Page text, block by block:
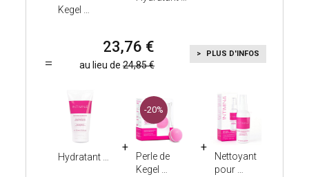
Kegel
23,76
au lieu de 24,85
PLUS D'INFOS
Hydratant
-20%
Perle de
Kegel
Nettoyant
pour